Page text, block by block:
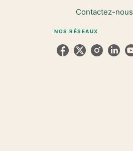
Contactez-nous
NOS RÉSEAUX